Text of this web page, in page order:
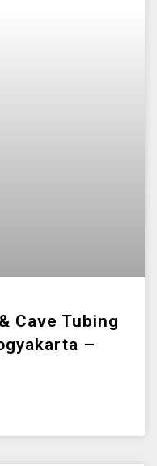
Cave Tubing
–